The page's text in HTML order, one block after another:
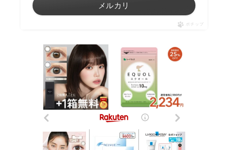
メルカリ
ポチップ